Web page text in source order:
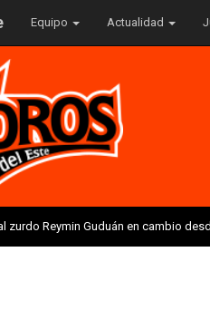
Equipo Actualidad
zurdo Reymin Guduán en cambio